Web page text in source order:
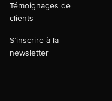
Témoignages de
clients
S’inscrire à la
newsletter